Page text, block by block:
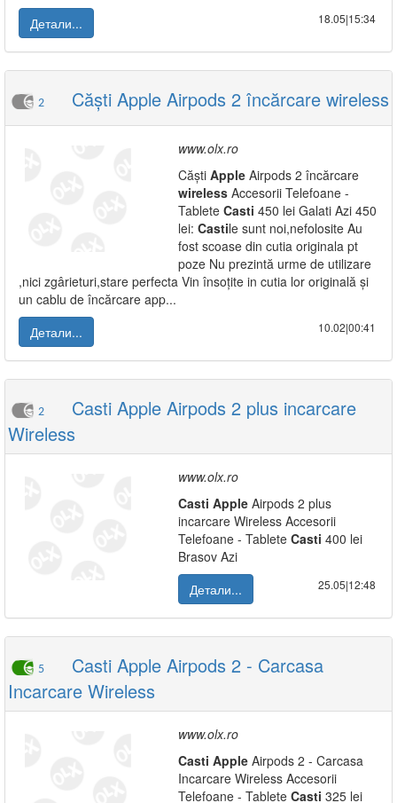
Детали...
18.05|15:34
2 Căști Apple Airpods 2 încărcare wireless
www.olx.ro
Căști Apple Airpods 2 încărcare
wireless Accesorii Telefoane -
Tablete Casti 450 lei Galati Azi 450
lei: Castile sunt noi,nefolosite Au
fost scoase din cutia originala pt
poze Nu prezintă urme de utilizare
,nici zgârieturi,stare perfecta Vin însoțite in cutia lor originală și
un cablu de încărcare app...
Детали...
10.02|00:41
2
Casti Apple Airpods 2 plus incarcare
Wireless
www.olx.ro
Casti Apple Airpods 2 plus
incarcare Wireless Accesorii
Telefoane - Tablete Casti 400 lei
Brasov Azi
Детали...
25.05|12:48
5
Casti Apple Airpods 2 - Carcasa
Incarcare Wireless
www.olx.ro
Casti Apple Airpods 2 - Carcasa
Incarcare Wireless Accesorii
Telefoane - Tablete Casti 325 lei